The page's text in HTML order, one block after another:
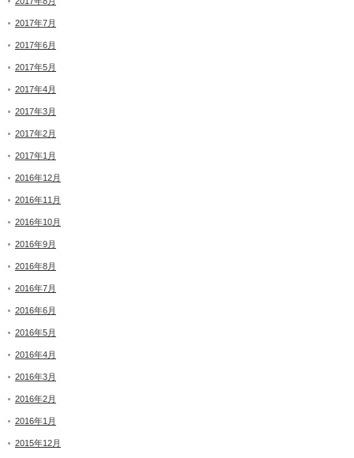
2017年7月
2017年6月
2017年5月
2017年4月
2017年3月
2017年2月
2017年1月
2016年12月
2016年11月
2016年10月
2016年9月
2016年8月
2016年7月
2016年6月
2016年5月
2016年4月
2016年3月
2016年2月
2016年1月
2015年12月